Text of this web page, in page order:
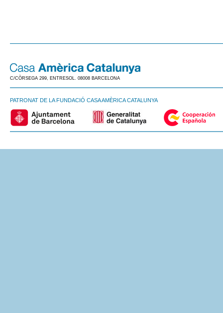
C/CÒRSEGA 299, ENTRESOL. 08008 BARCELONA
PATRONAT DE LA FUNDACIÓ CASA AMÈRICA CATALUNYA